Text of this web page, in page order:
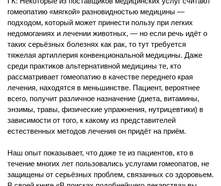
гомеопатию «мягкой» разновидностью медицины —
подходом, который может принести пользу при легких
недомоганиях и лечении животных, — но если речь идёт о
таких серьёзных болезнях как рак, то тут требуется
тяжелая артиллерия конвенциональной медицины. Даже
среди практиков альтернативной медицины те, кто
рассматривает гомеопатию в качестве переднего края
лечения, находятся в меньшинстве. Пациент, вероятнее
всего, получит различное назначение (диета, витамины,
энзимы, травы, физические упражнения, нутрицевтики) в
зависимости от того, к какому из представителей
естественных методов лечения он придёт на приём.
Наш опыт показывает, что даже те из пациентов, кто в
течение многих лет пользовались услугами гомеопатов, не
защищены от серьёзных проблем, связанных со здоровьем.